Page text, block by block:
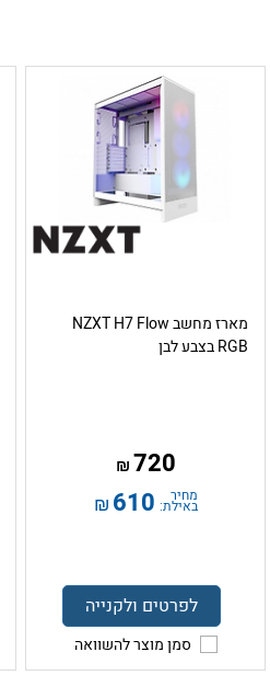
מארז מחשב NZXT H7 Flow
RGB בצבע לבן
720
₪
מחיר
באילת: 610
₪
לפרטים ולקנייה
סמן מוצר להשוואה